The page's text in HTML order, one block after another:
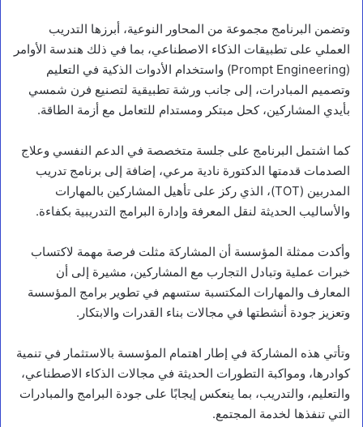
وتضمن البرنامج مجموعة من المحاور النوعية، أبرزها التدريب
العملي على تطبيقات الذكاء الاصطناعي، بما في ذلك هندسة الأوامر
(Prompt Engineering) واستخدام الأدوات الذكية في التعليم
وتصميم المبادرات، إلى جانب ورشة تطبيقية لتصنيع فرن شمسي
بأيدي المشاركين، كحل مبتكر ومستدام للتعامل مع أزمة الطاقة.
كما اشتمل البرنامج على جلسة متخصصة في الدعم النفسي وعلاج
الصدمات قدمتها الدكتورة نادية مرعي، إضافة إلى برنامج تدريب
المدربين (TOT)، الذي ركز على تأهيل المشاركين بالمهارات
والأساليب الحديثة لنقل المعرفة وإدارة البرامج التدريبية بكفاءة.
وأكدت ممثلة المؤسسة أن المشاركة مثلت فرصة مهمة لاكتساب
خبرات عملية وتبادل التجارب مع المشاركين، مشيرة إلى أن
المعارف والمهارات المكتسبة ستسهم في تطوير برامج المؤسسة
وتعزيز جودة أنشطتها في مجالات بناء القدرات والابتكار.
وتأتي هذه المشاركة في إطار اهتمام المؤسسة بالاستثمار في تنمية
كوادرها، ومواكبة التطورات الحديثة في مجالات الذكاء الاصطناعي،
والتعليم، والتدريب، بما ينعكس إيجابًا على جودة البرامج والمبادرات
التي تنفذها لخدمة المجتمع.